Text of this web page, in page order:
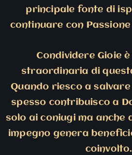
principale fonte di
continuare con
Condividere Gioie
straordinaria di
Quando riesco a
spesso contribuisco a
solo ai coniugi ma anche
impegno genera
coinvolto.